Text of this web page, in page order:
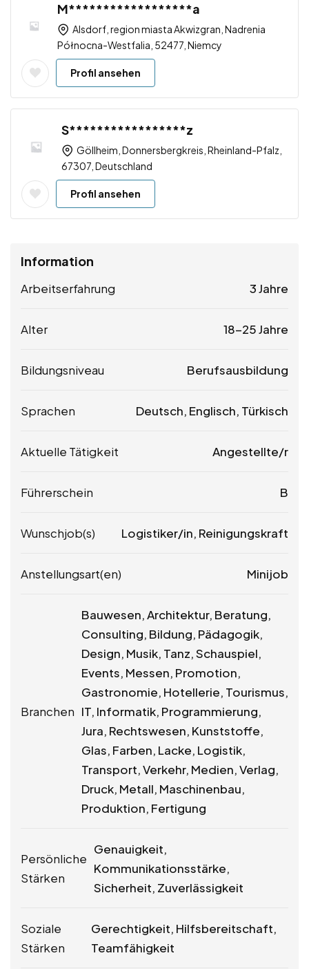
M******************a
Alsdorf, region miasta Akwizgran, Nadrenia
Północna-Westfalia, 52477, Niemcy
Profil ansehen
S*****************z
Göllheim, Donnersbergkreis, Rheinland-Pfalz,
67307, Deutschland
Profil ansehen
Information
Arbeitserfahrung 3 Jahre
Alter 18-25 Jahre
Bildungsniveau Berufsausbildung
Sprachen Deutsch, Englisch, Türkisch
Aktuelle Tätigkeit Angestellte/r
Führerschein B
Wunschjob(s) Logistiker/in, Reinigungskraft
Anstellungsart(en) Minijob
Branchen
Bauwesen, Architektur, Beratung,
Consulting, Bildung, Pädagogik,
Design, Musik, Tanz, Schauspiel,
Events, Messen, Promotion,
Gastronomie, Hotellerie, Tourismus,
IT, Informatik, Programmierung,
Jura, Rechtswesen, Kunststoffe,
Glas, Farben, Lacke, Logistik,
Transport, Verkehr, Medien, Verlag,
Druck, Metall, Maschinenbau,
Produktion, Fertigung
Persönliche
Stärken
Genauigkeit,
Kommunikationsstärke,
Sicherheit, Zuverlässigkeit
Soziale
Stärken
Gerechtigkeit, Hilfsbereitschaft,
Teamfähigkeit